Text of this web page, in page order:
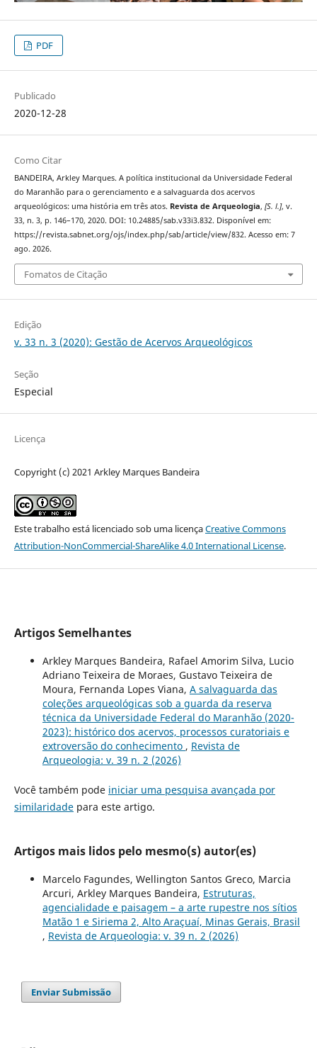
PDF
Publicado
2020-12-28
Como Citar
BANDEIRA, Arkley Marques. A política institucional da Universidade Federal
do Maranhão para o gerenciamento e a salvaguarda dos acervos
arqueológicos: uma história em três atos. Revista de Arqueologia, [S. l.], v.
33, n. 3, p. 146–170, 2020. DOI: 10.24885/sab.v33i3.832. Disponível em:
https://revista.sabnet.org/ojs/index.php/sab/article/view/832. Acesso em: 7
ago. 2026.
Fomatos de Citação
Edição
v. 33 n. 3 (2020): Gestão de Acervos Arqueológicos
Seção
Especial
Licença
Copyright (c) 2021 Arkley Marques Bandeira
Este trabalho está licenciado sob uma licençaCreative Commons
Attribution-NonCommercial-ShareAlike 4.0 International License.
Artigos Semelhantes
Arkley Marques Bandeira, Rafael Amorim Silva, Lucio
Adriano Teixeira de Moraes, Gustavo Teixeira de
Moura, Fernanda Lopes Viana, A salvaguarda das
coleções arqueológicas sob a guarda da reserva
técnica da Universidade Federal do Maranhão (2020-
2023): histórico dos acervos, processos curatoriais e
extroversão do conhecimento , Revista de
Arqueologia: v. 39 n. 2 (2026)
Você também pode iniciar uma pesquisa avançada por
similaridadepara este artigo.
Artigos mais lidos pelo mesmo(s) autor(es)
Marcelo Fagundes, Wellington Santos Greco, Marcia
Arcuri, Arkley Marques Bandeira, Estruturas,
agencialidade e paisagem – a arte rupestre nos sítios
Matão 1 e Siriema 2, Alto Araçuaí, Minas Gerais, Brasil
, Revista de Arqueologia: v. 39 n. 2 (2026)
Enviar Submissão